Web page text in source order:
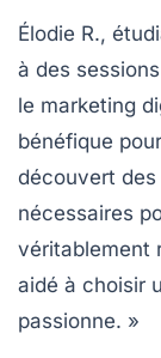
Élodie R.,
à des
le marketing
bénéfique
découvert
nécessaires
véritablement
aidé à choisir
passionne. »